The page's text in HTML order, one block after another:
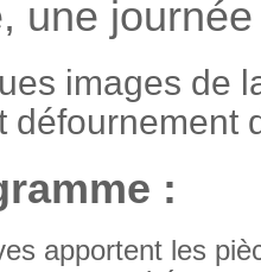
une
images de
défournement
:
apportent les